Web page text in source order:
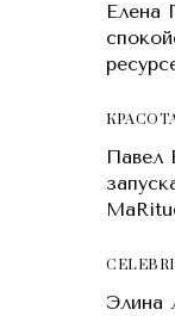
Елена
Павел
Элина